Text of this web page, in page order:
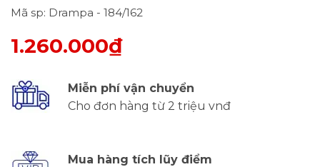
Mã sp: Drampa - 184/162
1.260.000₫
Miễn phí vận chuyển
Cho đơn hàng từ 2 triệu vnđ
Mua hàng tích lũy điểm